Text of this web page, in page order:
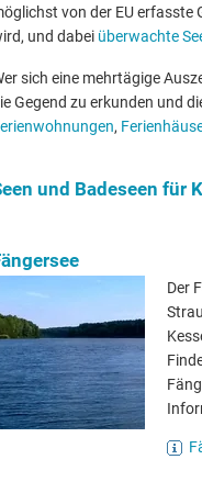
von der EU
und dabei überwachte
sich eine mehrtägige
Gegend zu erkunden und
,
und Badeseen für
Der